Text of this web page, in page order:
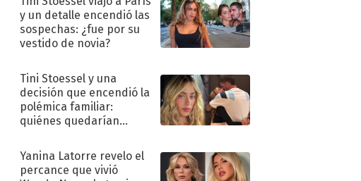
y un detalle encendió las
sospechas: ¿fue por su
vestido de novia?
Tini Stoessel y una
decisión que encendió la
polémica familiar:
quiénes quedarían
Yanina Latorre revelo el
percance que vivió